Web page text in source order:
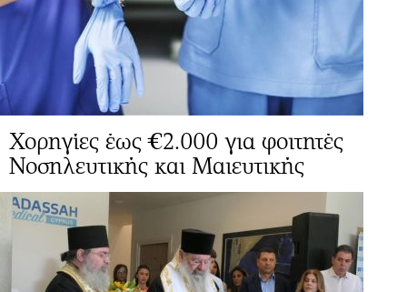
Χορηγίες έως €2.000 για φοιτητές
Νοσηλευτικής και Μαιευτικής